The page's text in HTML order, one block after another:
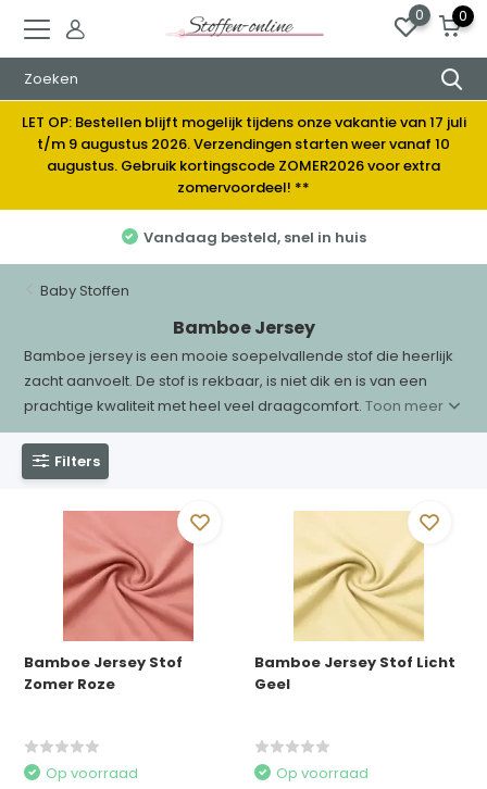
0 0
LET OP: Bestellen blijft mogelijk tijdens onze vakantie van 17 juli
t/m 9 augustus 2026. Verzendingen starten weer vanaf 10
augustus. Gebruik kortingscode ZOMER2026 voor extra
zomervoordeel! **
besteld, snel in huis
Baby Stoffen
Bamboe Jersey
Bamboe jersey is een mooie soepelvallende stof die heerlijk
zacht aanvoelt. De stof is rekbaar, is niet dik en is van een
prachtige kwaliteit met heel veel draagcomfort.Toon meer
Filters
Bamboe Jersey Stof
Zomer Roze
Op voorraad
Bamboe Jersey Stof Licht
Geel
Op voorraad